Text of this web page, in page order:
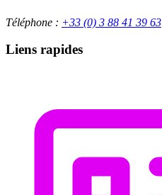
Téléphone : +33 (0) 3 88 41 39 63
Liens rapides